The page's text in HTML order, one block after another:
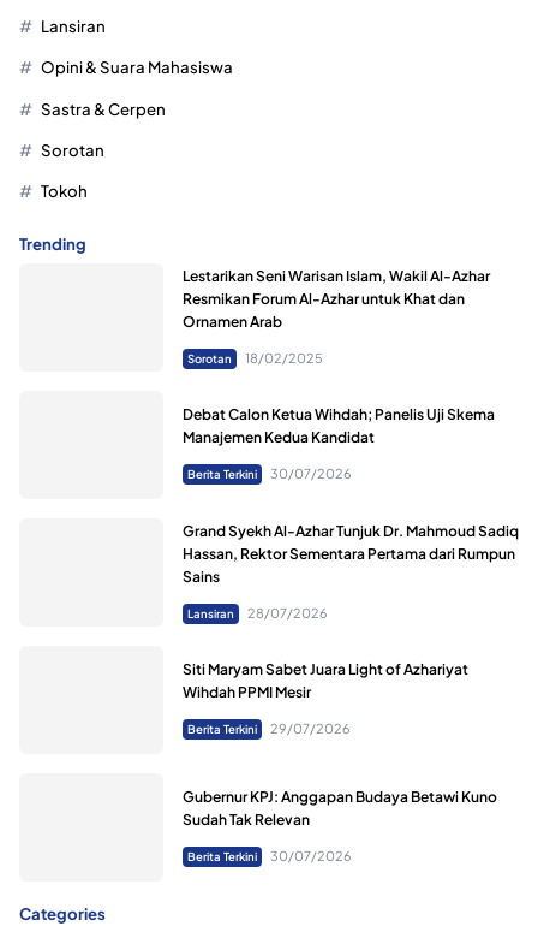
Lansiran
Opini & Suara Mahasiswa
Sastra & Cerpen
Sorotan
Tokoh
Trending
Lestarikan Seni Warisan Islam, Wakil Al-Azhar
Resmikan Forum Al-Azhar untuk Khat dan
Ornamen Arab
Sorotan 18/02/2025
Debat Calon Ketua Wihdah; Panelis Uji Skema
Manajemen Kedua Kandidat
Berita Terkini 30/07/2026
Grand Syekh Al-Azhar Tunjuk Dr. Mahmoud Sadiq
Hassan, Rektor Sementara Pertama dari Rumpun
Sains
Lansiran 28/07/2026
Siti Maryam Sabet Juara Light of Azhariyat
Wihdah PPMI Mesir
Berita Terkini 29/07/2026
Gubernur KPJ: Anggapan Budaya Betawi Kuno
Sudah Tak Relevan
Berita Terkini 30/07/2026
Categories